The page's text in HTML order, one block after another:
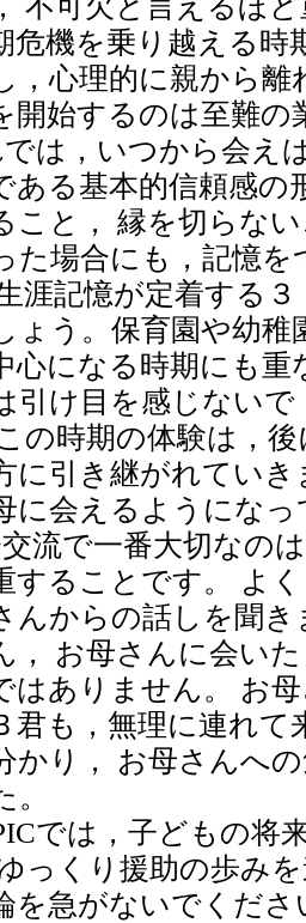
危機を乗り越える時
，心理的に親から
開始するのは至難の
は，いつから会え
ある基本的信頼感
こと， 縁を切らな
た場合にも，記憶
涯記憶が定着する
ょう。保育園や幼
心になる時期にも
引け目を感じない
の時期の体験は，
に引き継がれてい
に会えるようにな
流で一番大切なの
することです。 よ
んからの話しを聞
， お母さんに会い
はありません。 お
君も，無理に連れ
かり， お母さんへ
。
では，子どもの将
っくり援助の歩み
を急がないでくださ